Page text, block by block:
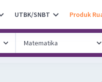
UTBK/SNBT Produk